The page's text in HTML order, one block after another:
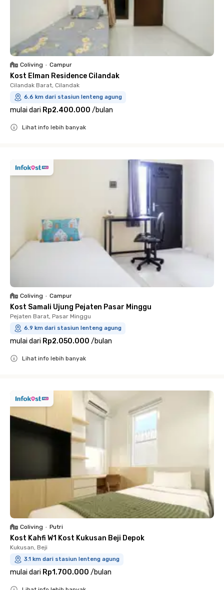
Coliving • Campur
Kost Elman Residence Cilandak
Cilandak Barat, Cilandak
6.6 km dari stasiun lenteng agung
mulai dari Rp2.400.000 /bulan
Lihat info lebih banyak
Coliving • Campur
Kost Samali Ujung Pejaten Pasar Minggu
Pejaten Barat, Pasar Minggu
6.9 km dari stasiun lenteng agung
mulai dari Rp2.050.000 /bulan
Lihat info lebih banyak
Coliving • Putri
Kost Kahfi W1 Kost Kukusan Beji Depok
Kukusan, Beji
3.1 km dari stasiun lenteng agung
mulai dari Rp1.700.000 /bulan